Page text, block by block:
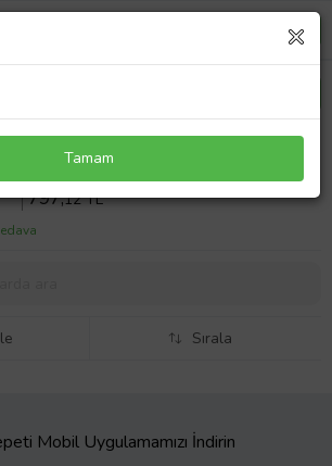
VPCEH27FX/B Adaptör Laptop Şarj Aleti
Sepette %10 İndirim
797,12 TL
Sırala
Mobil Uygulamamızı İndirin
Tamam